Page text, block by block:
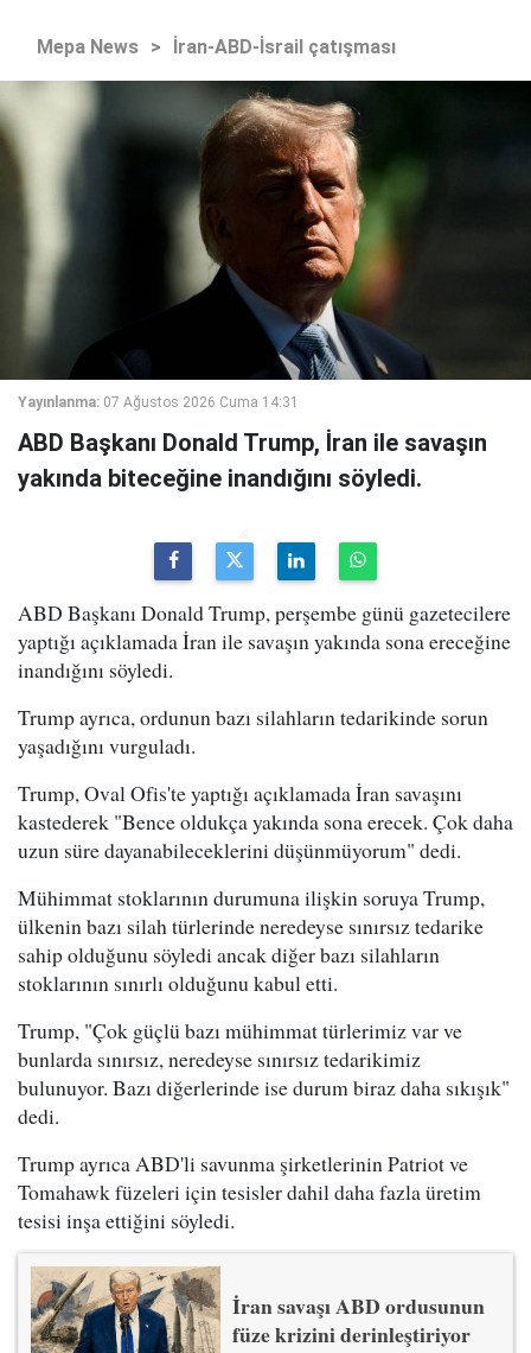
Mepa News > İran-ABD-İsrail çatışması
Yayınlanma: 07 Ağustos 2026 Cuma 14:31
ABD Başkanı Donald Trump, İran ile savaşın
yakında biteceğine inandığını söyledi.
ABD Başkanı Donald Trump, perşembe günü gazetecilere
yaptığı açıklamada İran ile savaşın yakında sona ereceğine
inandığını söyledi.
Trump ayrıca, ordunun bazı silahların tedarikinde sorun
yaşadığını vurguladı.
Trump, Oval Ofis'te yaptığı açıklamada İran savaşını
kastederek "Bence oldukça yakında sona erecek. Çok daha
uzun süre dayanabileceklerini düşünmüyorum" dedi.
Mühimmat stoklarının durumuna ilişkin soruya Trump,
ülkenin bazı silah türlerinde neredeyse sınırsız tedarike
sahip olduğunu söyledi ancak diğer bazı silahların
stoklarının sınırlı olduğunu kabul etti.
Trump, "Çok güçlü bazı mühimmat türlerimiz var ve
bunlarda sınırsız, neredeyse sınırsız tedarikimiz
bulunuyor. Bazı diğerlerinde ise durum biraz daha sıkışık"
dedi.
Trump ayrıca ABD'li savunma şirketlerinin Patriot ve
Tomahawk füzeleri için tesisler dahil daha fazla üretim
tesisi inşa ettiğini söyledi.
İran savaşı ABD ordusunun
füze krizini derinleştiriyor